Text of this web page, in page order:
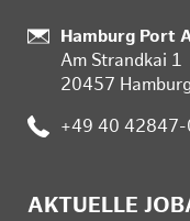
:
Hamburg Port
Am Strandkai 1
20457 Hamburg
: +49 40 42847-
AKTUELLE